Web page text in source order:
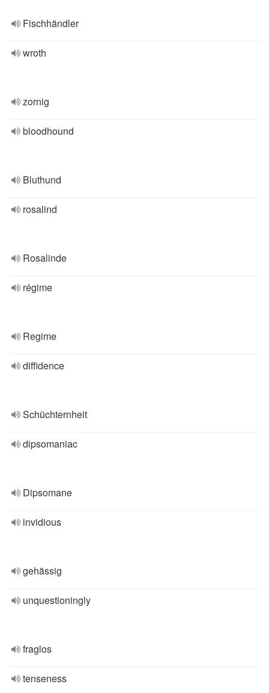
Fischhändler
wroth
zornig
bloodhound
Bluthund
rosalind
Rosalinde
régime
Regime
diffidence
Schüchternheit
dipsomaniac
Dipsomane
invidious
gehässig
unquestioningly
fraglos
tenseness